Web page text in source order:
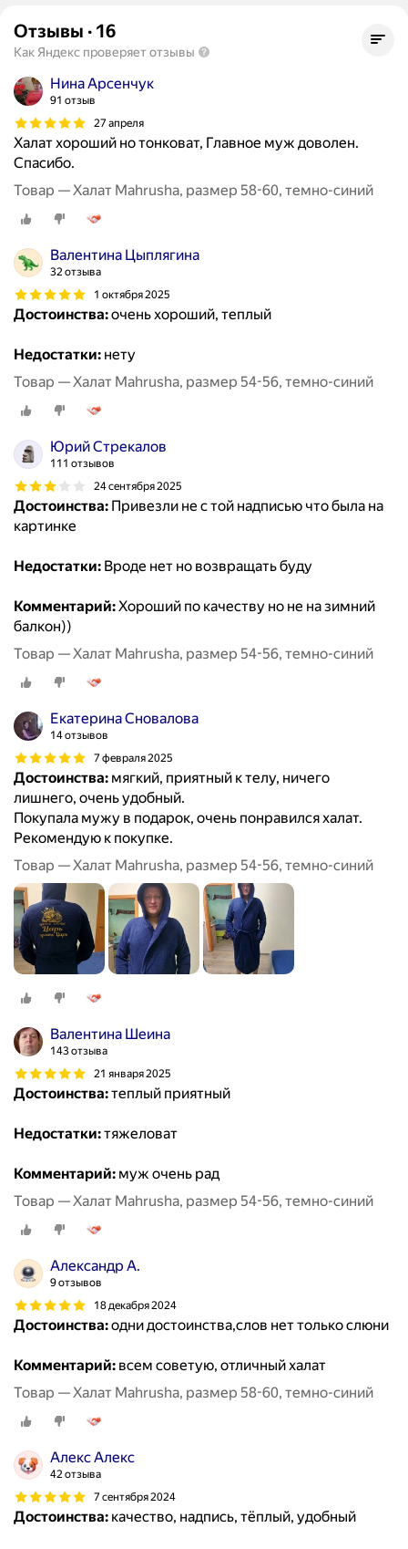
Отзывы · 16
Как Яндекс проверяет отзывы
Нина Арсенчук
91 отзыв
27 апреля
Халат хороший но тонковат, Главное муж доволен.
Спасибо.
Товар — Халат Mahrusha, размер 58-60, темно-синий
Валентина Цыплягина
32 отзыва
1 октября 2025
Достоинства:очень хороший, теплый
Недостатки: нету
Товар — Халат Mahrusha, размер 54-56, темно-синий
Юрий Стрекалов
111 отзывов
24 сентября 2025
Достоинства: Привезли не с той надписью что была на
картинке
Недостатки: Вроде нет но возвращать буду
Комментарий:Хороший по качеству но не на зимний
балкон))
Товар — Халат Mahrusha, размер 54-56, темно-синий
Екатерина Сновалова
14 отзывов
7 февраля 2025
Достоинства: мягкий, приятный к телу, ничего
лишнего, очень удобный.
Покупала мужу в подарок, очень понравился халат.
Рекомендую к покупке.
Товар — Халат Mahrusha, размер 54-56, темно-синий
Валентина Шеина
143 отзыва
21 января 2025
Достоинства:теплый приятный
Недостатки:тяжеловат
Комментарий: муж очень рад
Товар — Халат Mahrusha, размер 54-56, темно-синий
Александр А.
9 отзывов
18 декабря 2024
Достоинства:одни достоинства,слов нет только слюни
Комментарий: всем советую, отличный халат
Товар — Халат Mahrusha, размер 58-60, темно-синий
Алекс Алекс
42 отзыва
7 сентября 2024
Достоинства: качество, надпись, тёплый, удобный